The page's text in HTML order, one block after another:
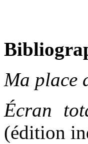
Ma place
Écran
(édition